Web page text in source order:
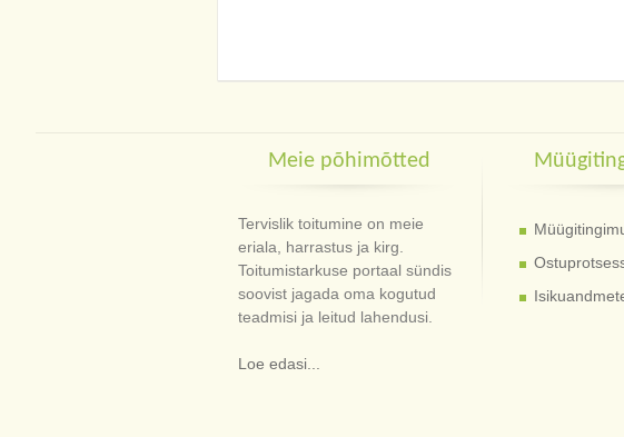
Meie põhimõtted
Tervislik toitumine on meie
eriala, harrastus ja kirg.
Toitumistarkuse portaal sündis
soovist jagada oma kogutud
teadmisi ja leitud lahendusi.
Loe edasi...